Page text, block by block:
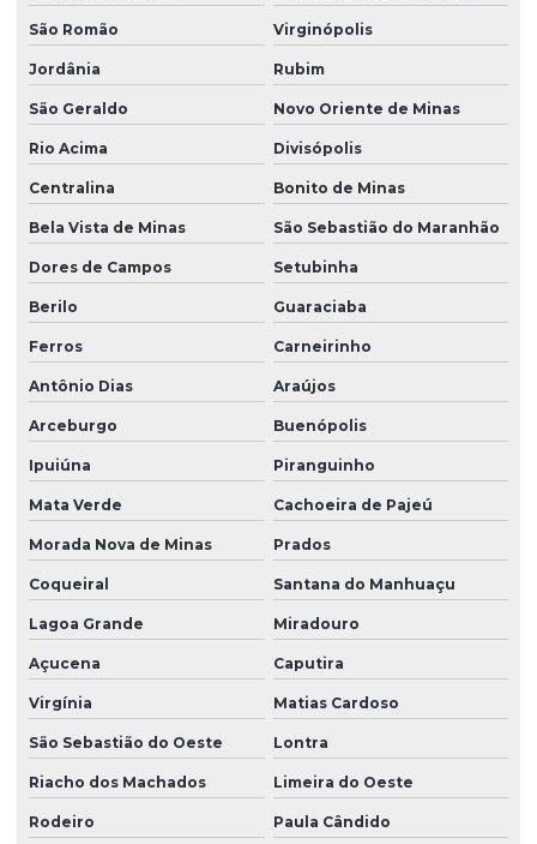
São Romão Virginópolis
Jordânia Rubim
São Geraldo Novo Oriente de Minas
Rio Acima Divisópolis
Centralina Bonito de Minas
Bela Vista de Minas São Sebastião do Maranhão
Dores de Campos Setubinha
Berilo Guaraciaba
Ferros Carneirinho
Antônio Dias Araújos
Arceburgo Buenópolis
Ipuiúna Piranguinho
Mata Verde Cachoeira de Pajeú
Morada Nova de Minas Prados
Coqueiral Santana do Manhuaçu
Lagoa Grande Miradouro
Açucena Caputira
Virgínia Matias Cardoso
São Sebastião do Oeste Lontra
Riacho dos Machados Limeira do Oeste
Rodeiro Paula Cândido